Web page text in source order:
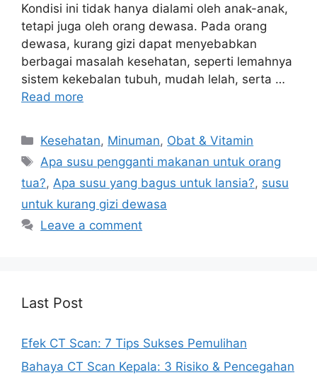
Kondisi ini tidak hanya dialami oleh anak-anak,
tetapi juga oleh orang dewasa. Pada orang
dewasa, kurang gizi dapat menyebabkan
berbagai masalah kesehatan, seperti lemahnya
sistem kekebalan tubuh, mudah lelah, serta …
Read more
Categories
Kesehatan, Minuman, Obat & Vitamin
Tags
Apa susu pengganti makanan untuk orang
tua?, Apa susu yang bagus untuk lansia?, susu
untuk kurang gizi dewasa
Leave a comment
Last Post
Efek CT Scan: 7 Tips Sukses Pemulihan
Bahaya CT Scan Kepala: 3 Risiko & Pencegahan